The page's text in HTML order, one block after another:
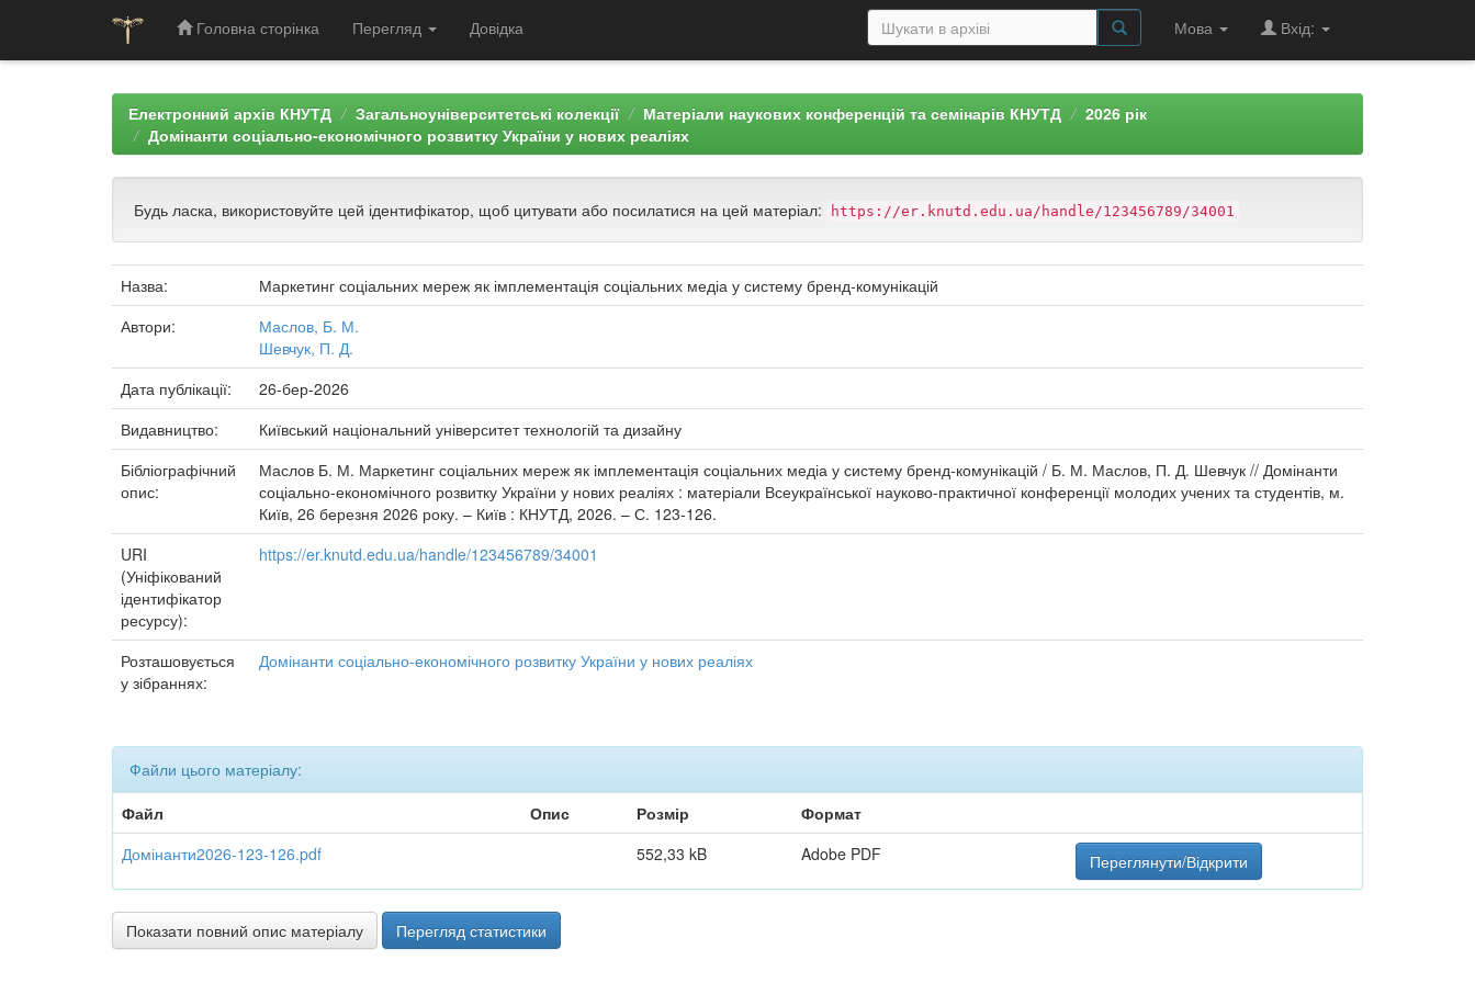
Головна сторінка Перегляд Довідка Мова Вхід:
Електронний архів КНУТД Загальноуніверситетські колекції Матеріали наукових конференцій та семінарів КНУТД
2026 рік
Домінанти соціально-економічного розвитку України у нових реаліях
Будь ласка, використовуйте цей ідентифікатор, щоб цитувати або посилатися на цей матеріал: https://er.knutd.edu.ua/handle/123456789/34001
Назва:
Маркетинг соціальних мереж як імплементація соціальних медіа у систему бренд-комунікацій
Автори:
Маслов, Б. М.
Шевчук, П. Д.
Дата публікації:
26-бер-2026
Видавництво:
Київський національний університет технологій та дизайну
Бібліографічний
опис:
Маслов Б. М. Маркетинг соціальних мереж як імплементація соціальних медіа у систему бренд-комунікацій / Б. М. Маслов, П. Д. Шевчук // Домінанти
соціально-економічного розвитку України у нових реаліях : матеріали Всеукраїнської науково-практичної конференції молодих учених та студентів, м.
Київ, 26 березня 2026 року. – Київ : КНУТД, 2026. – С. 123-126.
URI
(Уніфікований
ідентифікатор
ресурсу):
https://er.knutd.edu.ua/handle/123456789/34001
Розташовується
у зібраннях:
Домінанти соціально-економічного розвитку України у нових реаліях
Файли цього матеріалу:
Файл
Опис Розмір
Формат
Домінанти2026-123-126.pdf
552,33 kB Adobe PDF Переглянути/Відкрити
Показати повний опис матеріалу Перегляд статистики